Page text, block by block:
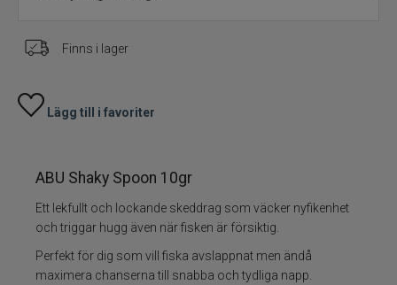
Spinnflugor
Småplock
Tillbehör
Finns i lager
Lägg till i favoriter
ABU Shaky Spoon 10gr
Ett lekfullt och lockande skeddrag som väcker nyfikenhet
och triggar hugg även när fisken är försiktig.
Perfekt för dig som vill fiska avslappnat men ändå
maximera chanserna till snabba och tydliga napp.